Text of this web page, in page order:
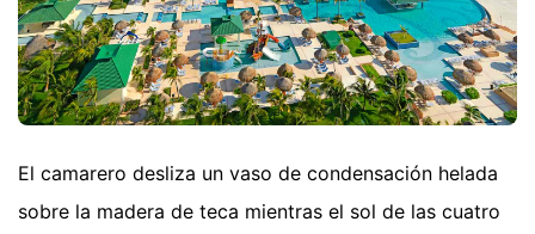
El camarero desliza un vaso de condensación helada
sobre la madera de teca mientras el sol de las cuatro